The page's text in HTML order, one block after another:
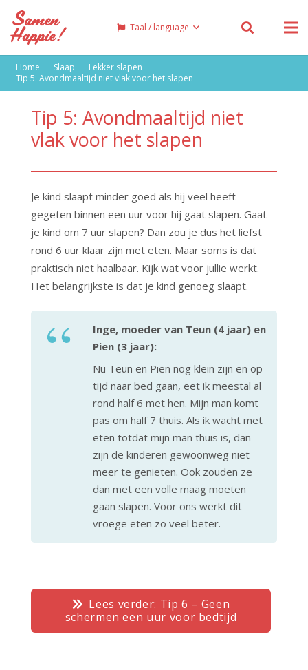
Taal / language
Home Slaap
Lekker slapen
Tip 5: Avondmaaltijd niet vlak voor het slapen
Tip 5: Avondmaaltijd niet
vlak voor het slapen
Je kind slaapt minder goed als hij veel heeft
gegeten binnen een uur voor hij gaat slapen. Gaat
je kind om 7 uur slapen? Dan zou je dus het liefst
rond 6 uur klaar zijn met eten. Maar soms is dat
praktisch niet haalbaar. Kijk wat voor jullie werkt.
Het belangrijkste is dat je kind genoeg slaapt.
Inge, moeder van Teun (4 jaar) en
Pien (3 jaar):
Nu Teun en Pien nog klein zijn en op
tijd naar bed gaan, eet ik meestal al
rond half 6 met hen. Mijn man komt
pas om half 7 thuis. Als ik wacht met
eten totdat mijn man thuis is, dan
zijn de kinderen gewoonweg niet
meer te genieten. Ook zouden ze
dan met een volle maag moeten
gaan slapen. Voor ons werkt dit
vroege eten zo veel beter.
Lees verder: Tip 6 – Geen
schermen een uur voor bedtijd